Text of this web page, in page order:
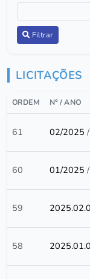
Filtrar
LICITAÇÕES
ORDEM Nº / ANO
61 02/2025
60 01/2025
59
58